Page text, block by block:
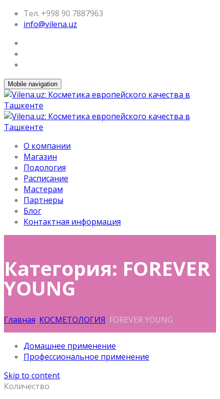
Тел. +998 90 7887963
info@vilena.uz
Mobile navigation
О компании
Магазин
Подология
Расписание
Мастерам
Партнеры
Блог
Контактная информация
Категория: FOREVER
YOUNG
Главная КОСМЕТОЛОГИЯ FOREVER YOUNG
Домашнее применение
Профессиональное применение
Skip to content
Количество